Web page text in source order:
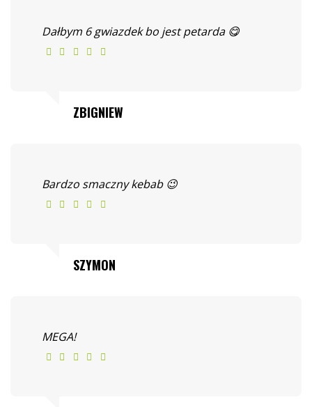
Dałbym 6 gwiazdek bo jest petarda 😋
ZBIGNIEW
Bardzo smaczny kebab 😉
SZYMON
MEGA!